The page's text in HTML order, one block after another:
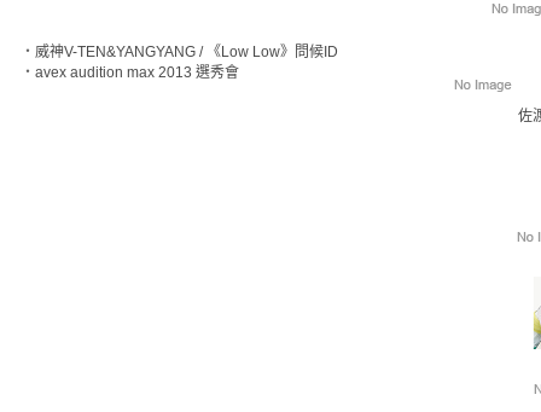
‧ 威神V-TEN&YANGYANG / 《Low Low》問候ID
‧ avex audition max 2013 選秀會
佐